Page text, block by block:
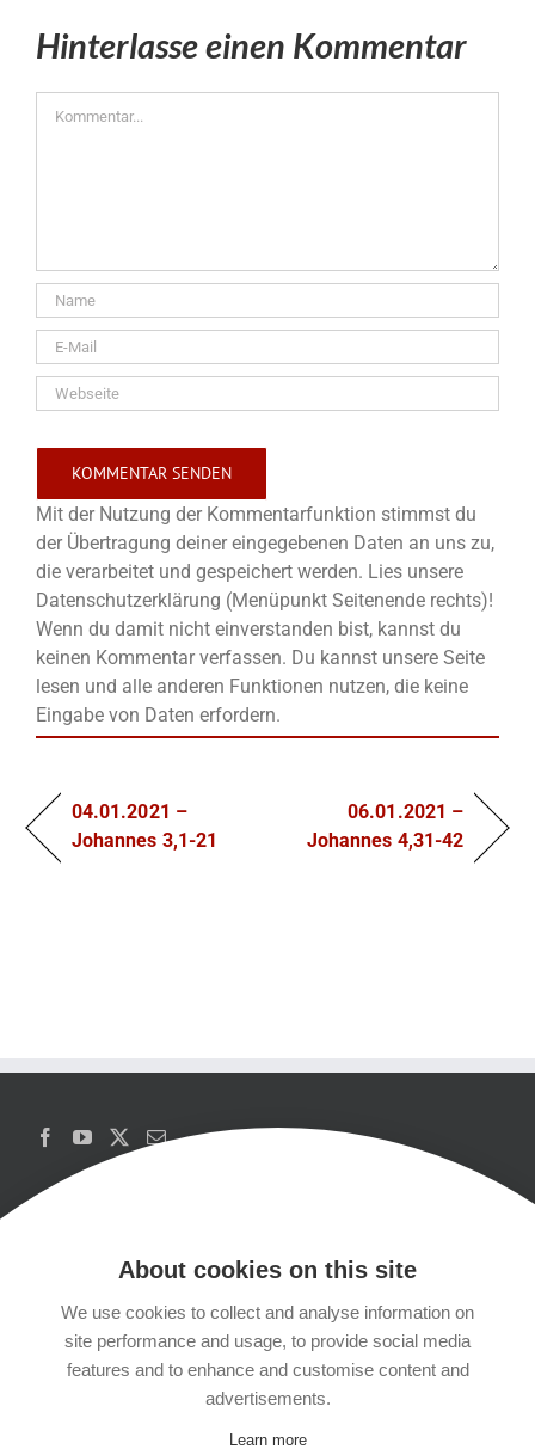
Hinterlasse einen Kommentar
Mit der Nutzung der Kommentarfunktion stimmst du
der Übertragung deiner eingegebenen Daten an uns zu,
die verarbeitet und gespeichert werden. Lies unsere
Datenschutzerklärung (Menüpunkt Seitenende rechts)!
Wenn du damit nicht einverstanden bist, kannst du
keinen Kommentar verfassen. Du kannst unsere Seite
lesen und alle anderen Funktionen nutzen, die keine
Eingabe von Daten erfordern.
04.01.2021 –
Johannes 3,1-21
06.01.2021 –
Johannes 4,31-42
Copyrights
Datenschutzerklärung
About cookies on this site
We use cookies to collect and analyse information on
site performance and usage, to provide social media
features and to enhance and customise content and
advertisements.
Learn more